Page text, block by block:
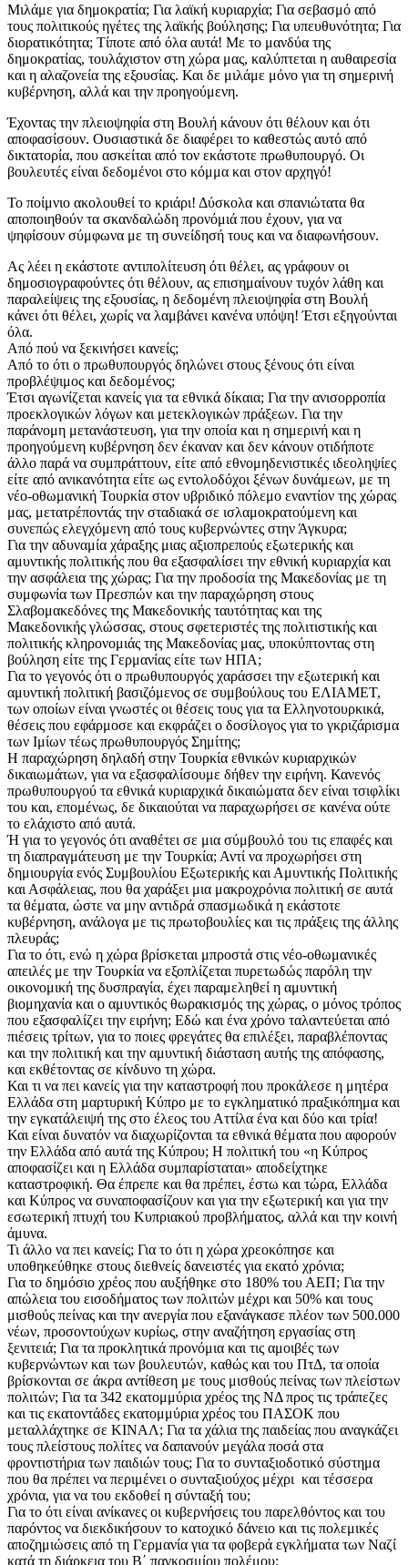
Μιλάμε για δημοκρατία; Για λαϊκή κυριαρχία; Για σεβασμό από
τους πολιτικούς ηγέτες της λαϊκής βούλησης; Για υπευθυνότητα; Για
διορατικότητα; Τίποτε από όλα αυτά! Με το μανδύα της
δημοκρατίας, τουλάχιστον στη χώρα μας, καλύπτεται η αυθαιρεσία
και η αλαζονεία της εξουσίας. Και δε μιλάμε μόνο για τη σημερινή
κυβέρνηση, αλλά και την προηγούμενη.
Έχοντας την πλειοψηφία στη Βουλή κάνουν ότι θέλουν και ότι
αποφασίσουν. Ουσιαστικά δε διαφέρει το καθεστώς αυτό από
δικτατορία, που ασκείται από τον εκάστοτε πρωθυπουργό. Οι
βουλευτές είναι δεδομένοι στο κόμμα και στον αρχηγό!
Το ποίμνιο ακολουθεί το κριάρι! Δύσκολα και σπανιώτατα θα
αποποιηθούν τα σκανδαλώδη προνόμιά που έχουν, για να
ψηφίσουν σύμφωνα με τη συνείδησή τους και να διαφωνήσουν.
Ας λέει η εκάστοτε αντιπολίτευση ότι θέλει, ας γράφουν οι
δημοσιογραφούντες ότι θέλουν, ας επισημαίνουν τυχόν λάθη και
παραλείψεις της εξουσίας, η δεδομένη πλειοψηφία στη Βουλή
κάνει ότι θέλει, χωρίς να λαμβάνει κανένα υπόψη! Έτσι εξηγούνται
όλα.
Από πού να ξεκινήσει κανείς;
Από το ότι ο πρωθυπουργός δηλώνει στους ξένους ότι είναι
προβλέψιμος και δεδομένος;
Έτσι αγωνίζεται κανείς για τα εθνικά δίκαια; Για την ανισορροπία
προεκλογικών λόγων και μετεκλογικών πράξεων. Για την
παράνομη μετανάστευση, για την οποία και η σημερινή και η
προηγούμενη κυβέρνηση δεν έκαναν και δεν κάνουν οτιδήποτε
άλλο παρά να συμπράττουν, είτε από εθνομηδενιστικές ιδεοληψίες
είτε από ανικανότητα είτε ως εντολοδόχοι ξένων δυνάμεων, με τη
νέο-οθωμανική Τουρκία στον υβριδικό πόλεμο εναντίον της χώρας
μας, μετατρέποντάς την σταδιακά σε ισλαμοκρατούμενη και
συνεπώς ελεγχόμενη από τους κυβερνώντες στην Άγκυρα;
Για την αδυναμία χάραξης μιας αξιοπρεπούς εξωτερικής και
αμυντικής πολιτικής που θα εξασφαλίσει την εθνική κυριαρχία και
την ασφάλεια της χώρας; Για την προδοσία της Μακεδονίας με τη
συμφωνία των Πρεσπών και την παραχώρηση στους
Σλαβομακεδόνες της Μακεδονικής ταυτότητας και της
Μακεδονικής γλώσσας, στους σφετεριστές της πολιτιστικής και
πολιτικής κληρονομιάς της Μακεδονίας μας, υποκύπτοντας στη
βούληση είτε της Γερμανίας είτε των ΗΠΑ;
Για το γεγονός ότι ο πρωθυπουργός χαράσσει την εξωτερική και
αμυντική πολιτική βασιζόμενος σε συμβούλους του ΕΛΙΑΜΕΤ,
των οποίων είναι γνωστές οι θέσεις τους για τα Ελληνοτουρκικά,
θέσεις που εφάρμοσε και εκφράζει ο δοσίλογος για το γκριζάρισμα
των Ιμίων τέως πρωθυπουργός Σημίτης;
Η παραχώρηση δηλαδή στην Τουρκία εθνικών κυριαρχικών
δικαιωμάτων, για να εξασφαλίσουμε δήθεν την ειρήνη. Κανενός
πρωθυπουργού τα εθνικά κυριαρχικά δικαιώματα δεν είναι τσιφλίκι
του και, επομένως, δε δικαιούται να παραχωρήσει σε κανένα ούτε
το ελάχιστο από αυτά.
Ή για το γεγονός ότι αναθέτει σε μια σύμβουλό του τις επαφές και
τη διαπραγμάτευση με την Τουρκία; Αντί να προχωρήσει στη
δημιουργία ενός Συμβουλίου Εξωτερικής και Αμυντικής Πολιτικής
και Ασφάλειας, που θα χαράξει μια μακροχρόνια πολιτική σε αυτά
τα θέματα, ώστε να μην αντιδρά σπασμωδικά η εκάστοτε
κυβέρνηση, ανάλογα με τις πρωτοβουλίες και τις πράξεις της άλλης
πλευράς;
Για το ότι, ενώ η χώρα βρίσκεται μπροστά στις νέο-οθωμανικές
απειλές με την Τουρκία να εξοπλίζεται πυρετωδώς παρόλη την
οικονομική της δυσπραγία, έχει παραμεληθεί η αμυντική
βιομηχανία και ο αμυντικός θωρακισμός της χώρας, ο μόνος τρόπος
που εξασφαλίζει την ειρήνη; Εδώ και ένα χρόνο ταλαντεύεται από
πιέσεις τρίτων, για το ποιες φρεγάτες θα επιλέξει, παραβλέποντας
και την πολιτική και την αμυντική διάσταση αυτής της απόφασης,
και εκθέτοντας σε κίνδυνο τη χώρα.
Και τι να πει κανείς για την καταστροφή που προκάλεσε η μητέρα
Ελλάδα στη μαρτυρική Κύπρο με το εγκληματικό πραξικόπημα και
την εγκατάλειψή της στο έλεος του Αττίλα ένα και δύο και τρία!
Και είναι δυνατόν να διαχωρίζονται τα εθνικά θέματα που αφορούν
την Ελλάδα από αυτά της Κύπρου; Η πολιτική του «η Κύπρος
αποφασίζει και η Ελλάδα συμπαρίσταται» αποδείχτηκε
καταστροφική. Θα έπρεπε και θα πρέπει, έστω και τώρα, Ελλάδα
και Κύπρος να συναποφασίζουν και για την εξωτερική και για την
εσωτερική πτυχή του Κυπριακού προβλήματος, αλλά και την κοινή
άμυνα.
Τι άλλο να πει κανείς; Για το ότι η χώρα χρεοκόπησε και
υποθηκεύθηκε στους διεθνείς δανειστές για εκατό χρόνια;
Για το δημόσιο χρέος που αυξήθηκε στο 180% του ΑΕΠ; Για την
απώλεια του εισοδήματος των πολιτών μέχρι και 50% και τους
μισθούς πείνας και την ανεργία που εξανάγκασε πλέον των 500.000
νέων, προσοντούχων κυρίως, στην αναζήτηση εργασίας στη
ξενιτειά; Για τα προκλητικά προνόμια και τις αμοιβές των
κυβερνώντων και των βουλευτών, καθώς και του ΠτΔ, τα οποία
βρίσκονται σε άκρα αντίθεση με τους μισθούς πείνας των πλείστων
πολιτών; Για τα 342 εκατομμύρια χρέος της ΝΔ προς τις τράπεζες
και τις εκατοντάδες εκατομμύρια χρέος του ΠΑΣΟΚ που
μεταλλάχτηκε σε ΚΙΝΑΛ; Για τα χάλια της παιδείας που αναγκάζει
τους πλείστους πολίτες να δαπανούν μεγάλα ποσά στα
φροντιστήρια των παιδιών τους; Για το συνταξιοδοτικό σύστημα
που θα πρέπει να περιμένει ο συνταξιούχος μέχρι και τέσσερα
χρόνια, για να του εκδοθεί η σύνταξή του;
Για το ότι είναι ανίκανες οι κυβερνήσεις του παρελθόντος και του
παρόντος να διεκδικήσουν το κατοχικό δάνειο και τις πολεμικές
αποζημιώσεις από τη Γερμανία για τα φοβερά εγκλήματα των Ναζί
κατά τη διάρκεια του Β΄ παγκοσμίου πολέμου;